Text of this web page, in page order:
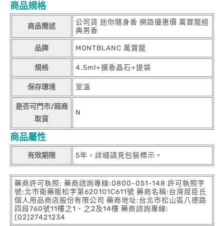
商品規格
商品簡述
公司貨 迷你隨身香 網路優惠價 萬寶龍經
典男香
品牌 MONTBLANC 萬寶龍
規格 4.5ml+擴香晶石+提袋
保存環境 室溫
是否可門市/超商
取貨
N
商品屬性
有效期限 5年，詳細請見包裝標示。
藥商許可執照: 藥商諮詢專線:0800-051-148 許可執照字
號:北市衛藥販松字第620101C611號 藥商名稱:台灣屈臣氏
個人用品商店股份有限公司 藥商地址:台北市松山區八德路
四段760號11樓之1、之2及14樓 藥商諮詢專線:
(02)27421234